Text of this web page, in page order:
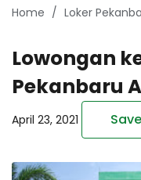
Home Loker
Lowongan
Pekanbaru
April 23, 2021